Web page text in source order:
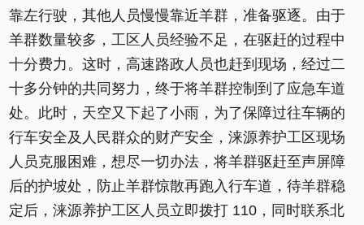
靠左行驶，其他人员慢慢靠近羊群，准备驱逐。由于
羊群数量较多，工区人员经验不足，在驱赶的过程中
十分费力。这时，高速路政人员也赶到现场，经过二
十多分钟的共同努力，终于将羊群控制到了应急车道
处。此时，天空又下起了小雨，为了保障过往车辆的
行车安全及人民群众的财产安全，涞源养护工区现场
人员克服困难，想尽一切办法，将羊群驱赶至声屏障
后的护坡处，防止羊群惊散再跑入行车道，待羊群稳
定后，涞源养护工区人员立即拨打 110，同时联系北